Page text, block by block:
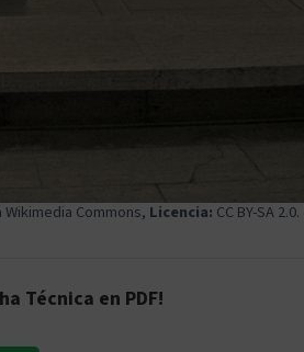
Wikimedia Commons, Licencia: CC BY-SA 2.0.
Técnica en PDF!